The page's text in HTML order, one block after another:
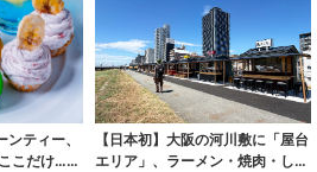
ティー、
こだけ…そ
【日本初】大阪の河川敷に「屋台
エリア」、ラーメン・焼肉・しゃ